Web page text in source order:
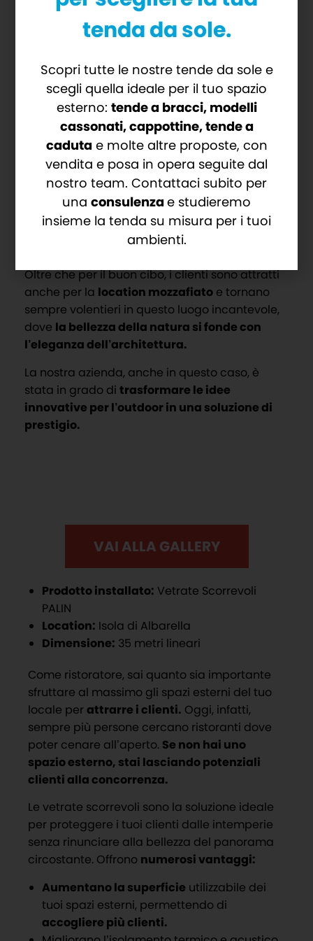
soluzione che valorizzasse lo spazio del locale
senza intaccare la bellezza della natura
Per esaltare la
continuità prospettica di cui
gode questo spazio si è scelto di utilizzare le
nostreVetrate Scorrevoli, che garantiscono
protezione e minimalismo senza impedire la
visuale del paesaggio.
Immaginate di cenare al Ristorante
MareVostrum, avvolti dalle luci del tramonto
godendo della bellezza del panorama
circostante, mentre siete protetti e al riparo
dalle nostre vetrate.
Oltre che per il buon cibo, i clienti sono attratti
anche per la location mozzafiato e tornano
sempre volentieri in questo luogo incantevole,
dove la bellezza della natura si fonde con
l’eleganza dell’architettura.
La nostra azienda, anche in questo caso, è
stata in grado di trasformare le idee
innovative per l’outdoor in una soluzione di
prestigio.
VAI ALLA GALLERY
Prodotto installato: Vetrate Scorrevoli
PALIN
Location: Isola di Albarella
Dimensione: 35 metri lineari
Come ristoratore, sai quanto sia importante
sfruttare al massimo gli spazi esterni del tuo
locale per attrarre i clienti. Oggi, infatti,
sempre più persone cercano ristoranti dove
poter cenare all’aperto. Se non hai uno
spazio esterno, stai lasciando potenziali
clienti alla concorrenza.
Le vetrate scorrevoli sono la soluzione ideale
per proteggere i tuoi clienti dalle intemperie
senza rinunciare alla bellezza del panorama
circostante. Offrono numerosi vantaggi:
Aumentano la superficie utilizzabile dei
tuoi spazi esterni, permettendo di
accogliere più clienti.
tenda da sole.
Scopri tutte le nostre tende da sole e
scegli quella ideale per il tuo spazio
esterno: tende a bracci, modelli
cassonati, cappottine, tende a
cadutae molte altre proposte, con
vendita e posa in opera seguite dal
nostro team. Contattaci subito per
una consulenzae studieremo
insieme la tenda su misura per i tuoi
ambienti.